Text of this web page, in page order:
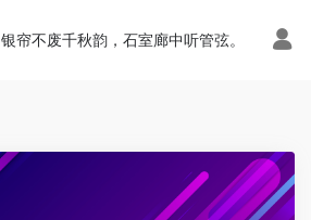
银帘不废千秋韵，石室廊中听管弦。